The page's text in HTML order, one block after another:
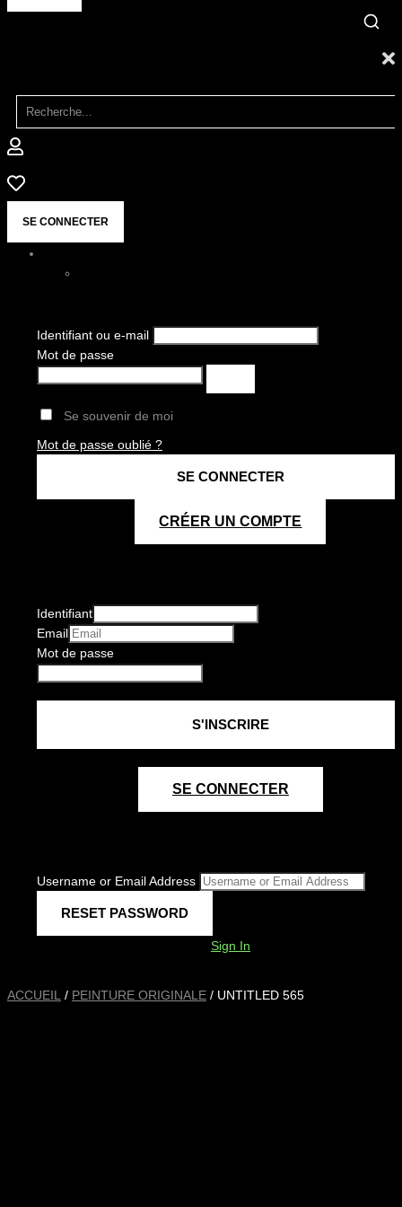
SE CONNECTER
Identifiant ou e-mail
Mot de passe
Se souvenir de moi
Mot de passe oublié ?
CRÉER UN COMPTE
Identifiant
Email
Mot de passe
SE CONNECTER
Username or Email Address
Sign In
ACCUEIL / PEINTURE ORIGINALE / UNTITLED 565